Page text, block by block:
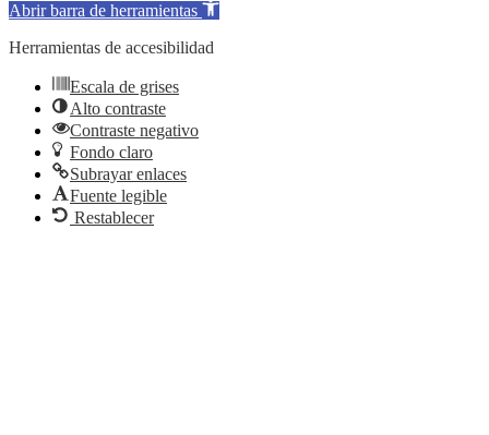
Abrir barra de herramientas
Herramientas de accesibilidad
Escala de grises
Alto contraste
Contraste negativo
Fondo claro
Subrayar enlaces
Fuente legible
Restablecer